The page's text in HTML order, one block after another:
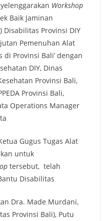
Workshop
Baik Jaminan
Disabilitas Provinsi DIY
Pemenuhan Alat
Provinsi Bali’ dengan
DIY, Dinas
Provinsi Bali,
Provinsi Bali,
Operations Manager
Gugus Tugas Alat
untuk
tersebut, telah
Disabilitas
Dra. Made Murdani,
Provinsi Bali), Putu